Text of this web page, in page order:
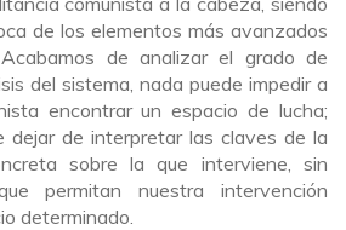
de los elementos más avanzados
de analizar el grado de
del sistema, nada puede impedir a
encontrar un espacio de lucha;
dejar de interpretar las claves de la
sobre la que interviene, sin
permitan nuestra intervención
determinado.